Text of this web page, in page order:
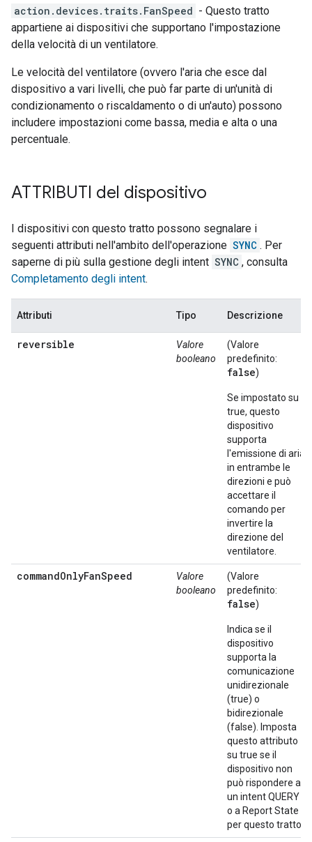
action.devices.traits.FanSpeed - Questo tratto
appartiene ai dispositivi che supportano l'impostazione
della velocità di un ventilatore.
Le velocità del ventilatore (ovvero l'aria che esce dal
dispositivo a vari livelli, che può far parte di un'unità di
condizionamento o riscaldamento o di un'auto) possono
includere impostazioni come bassa, media e alta o una
percentuale.
ATTRIBUTI del dispositivo
I dispositivi con questo tratto possono segnalare i
seguenti attributi nell'ambito dell'operazione SYNC . Per
saperne di più sulla gestione degli intent SYNC , consulta
Completamento degli intent.
Attributi Tipo Descrizione
reversible
Valore
booleano
(Valore
predefinito:
false)
Se impostato su
true, questo
dispositivo
supporta
l'emissione di aria
in entrambe le
direzioni e può
accettare il
comando per
invertire la
direzione del
ventilatore.
commandOnlyFanSpeed
Valore
booleano
(Valore
predefinito:
false)
Indica se il
dispositivo
supporta la
comunicazione
unidirezionale
(true) o
bidirezionale
(false). Imposta
questo attributo
su true se il
dispositivo non
può rispondere a
un intent QUERY
o a Report State
per questo tratto.